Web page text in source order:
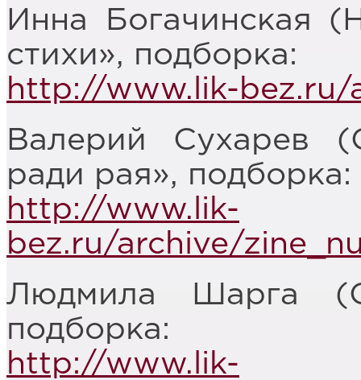
Инна Богачинская
стихи», подборка:
http://www.lik-bez.ru/
Валерий Сухарев
ради рая», подборка:
http://www.lik-
bez.ru/archive/
Людмила Шарга
подборка:
http://www.lik-